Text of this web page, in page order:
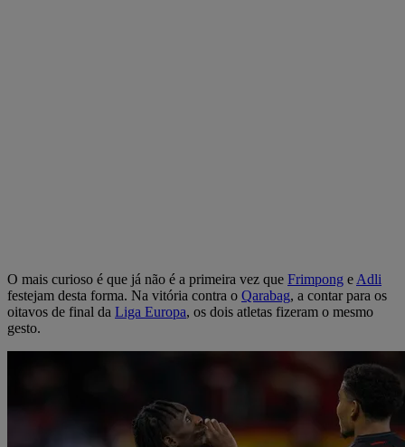
O mais curioso é que já não é a primeira vez que Frimpong e Adli
festejam desta forma. Na vitória contra o Qarabag, a contar para os
oitavos de final da Liga Europa, os dois atletas fizeram o mesmo
gesto.